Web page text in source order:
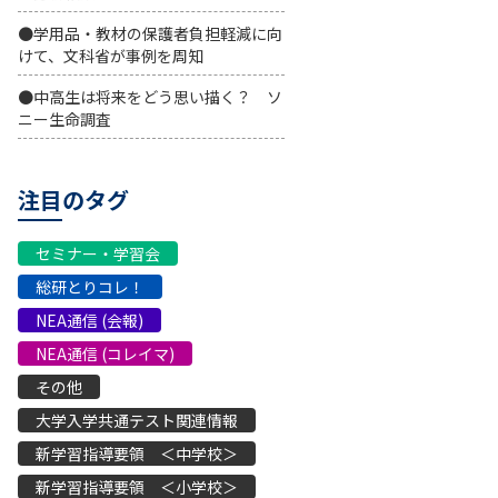
●学用品・教材の保護者負担軽減に向
けて、文科省が事例を周知
●中高生は将来をどう思い描く？ ソ
ニー生命調査
注目のタグ
セミナー・学習会
総研とりコレ！
NEA通信 (会報)
NEA通信 (コレイマ)
その他
大学入学共通テスト関連情報
新学習指導要領 ＜中学校＞
新学習指導要領 ＜小学校＞